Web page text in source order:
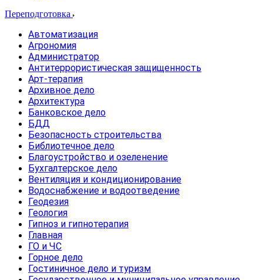
Переподготовка
Автоматизация
Агрономия
Администратор
Антитеррористическая защищенность
Арт-терапия
Архивное дело
Архитектура
Банковское дело
БДД
Безопасность строительства
Библиотечное дело
Благоустройство и озеленение
Бухгалтерское дело
Вентиляция и кондиционирование
Водоснабжение и водоотведение
Геодезия
Геология
Гипноз и гипнотерапия
Главная
ГО и ЧС
Горное дело
Гостиничное дело и туризм